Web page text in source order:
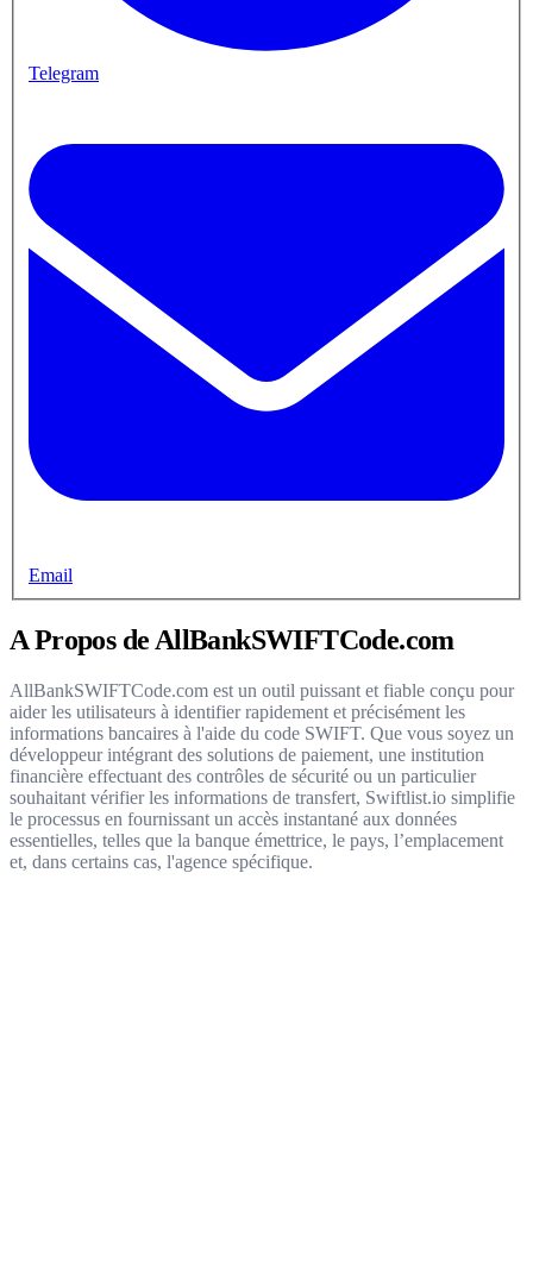
Telegram
Email
A Propos de AllBankSWIFTCode.com
AllBankSWIFTCode.com est un outil puissant et fiable conçu pour
aider les utilisateurs à identifier rapidement et précisément les
informations bancaires à l'aide du code SWIFT. Que vous soyez un
développeur intégrant des solutions de paiement, une institution
financière effectuant des contrôles de sécurité ou un particulier
souhaitant vérifier les informations de transfert, Swiftlist.io simplifie
le processus en fournissant un accès instantané aux données
essentielles, telles que la banque émettrice, le pays, l’emplacement
et, dans certains cas, l'agence spécifique.